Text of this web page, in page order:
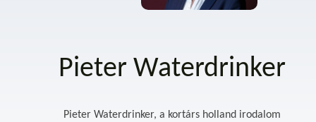
Pieter Waterdrinker
Pieter Waterdrinker, a kortárs holland irodalom